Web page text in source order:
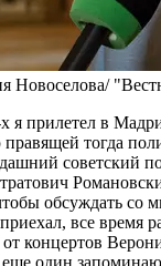
Новоселова/
я прилетел в
тогда
советский
обсуждать со
все время
от концертов
один